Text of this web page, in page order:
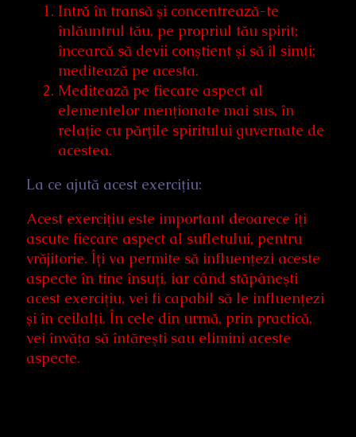
Intră în transă şi concentrează-te
înlăuntrul tău, pe propriul tău spirit;
încearcă să devii conştient şi să îl simţi;
meditează pe acesta.
Meditează pe fiecare aspect al
elementelor menţionate mai sus, în
relaţie cu părţile spiritului guvernate de
acestea.
La ce ajută acest exerciţiu:
Acest exerciţiu este important deoarece îţi
ascute fiecare aspect al sufletului, pentru
vrăjitorie. Îți va permite să influenţezi aceste
aspecte în tine însuţi, iar când stăpâneşti
acest exerciţiu, vei fi capabil să le influenţezi
şi în ceilalţi. În cele din urmă, prin practică,
vei învăţa să întăreşti sau elimini aceste
aspecte.